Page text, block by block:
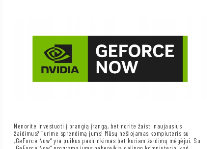
Nenorite investuoti į brangią įrangą, bet norite žaisti naujausius
žaidimus? Turime sprendimą jums! Mūsų nešiojamas kompiuteris su
„GeForce Now“ yra puikus pasirinkimas bet kuriam žaidimų mėgėjui. Su